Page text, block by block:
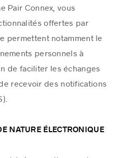
Pair Connex, vous
offertes par
permettent notamment le
personnels à
de faciliter les échanges
recevoir des notifications
NATURE ÉLECTRONIQUE